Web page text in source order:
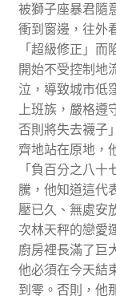
被獅子座暴君隨
衝到窗邊，往外
「超級修正」
開始不受控制地
泣，導致城市低
上班族，嚴格遵
否則將失去襪子
齊地站在原地，
「負百分之八
騰，他知道這代
壓已久、無處安
次林天秤的戀愛
廚房裡長滿了巨
他必須在今天結
到零。否則，他